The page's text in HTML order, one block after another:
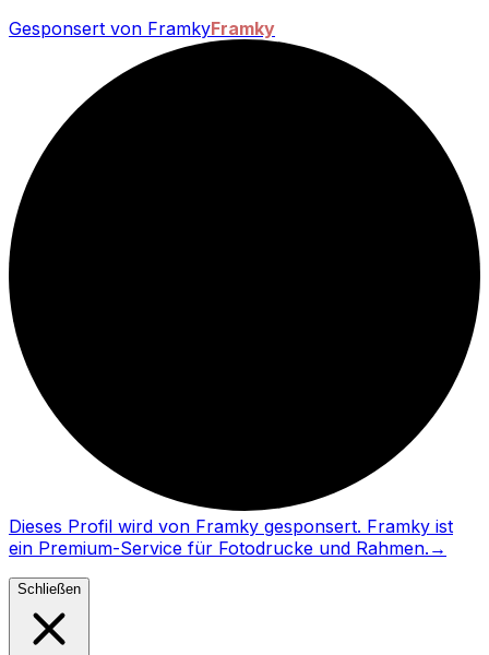
Gesponsert von FramkyFramky
Dieses Profil wird von Framky gesponsert. Framky ist
ein Premium-Service für Fotodrucke und Rahmen. →
Schließen